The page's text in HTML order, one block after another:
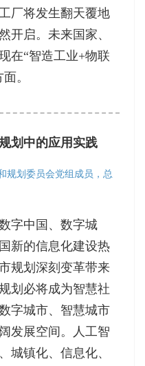
厂将发生翻天覆地
开启。未来国家、
在“智造工业+物联
。
划中的应用实践
规划委员会党组成员，总
字中国、数字城
新的信息化建设热
规划深刻变革带来
划必将成为智慧社
字城市、智慧城市
发展空间。人工智
城镇化、信息化、